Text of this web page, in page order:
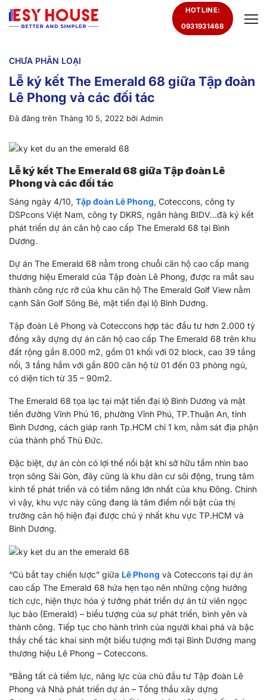
đến
HOTLINE:
0931931468
CHƯA PHÂN LOẠI
Lễ ký kết The Emerald 68 giữa Tập đoàn
Lê Phong và các đối tác
Đã đăng trên Tháng 10 5, 2022 bởi Admin
Lễ ký kết The Emerald 68 giữa Tập đoàn Lê
Phong và các đối tác
Sáng ngày 4/10, Tập đoàn Lê Phong, Coteccons, công ty
DSPcons Việt Nam, công ty DKRS, ngân hàng BIDV…đã ký kết
phát triển dự án căn hộ cao cấp The Emerald 68 tại Bình
Dương.
Dự án The Emerald 68 nằm trong chuỗi căn hộ cao cấp mang
thương hiệu Emerald của Tập đoàn Lê Phong, được ra mắt sau
thành công rực rỡ của khu căn hộ The Emerald Golf View nằm
cạnh Sân Golf Sông Bé, mặt tiền đại lộ Bình Dương.
Tập đoàn Lê Phong và Coteccons hợp tác đầu tư hơn 2.000 tỷ
đồng xây dựng dự án căn hộ cao cấp The Emerald 68 trên khu
đất rộng gần 8.000 m2, gồm 01 khối với 02 block, cao 39 tầng
nổi, 3 tầng hầm với gần 800 căn hộ từ 01 đến 03 phòng ngủ,
có diện tích từ 35 – 90m2.
The Emerald 68 tọa lạc tại mặt tiền đại lộ Bình Dương và mặt
tiền đường Vĩnh Phú 16, phường Vĩnh Phú, TP.Thuận An, tỉnh
Bình Dương, cách giáp ranh Tp.HCM chỉ 1 km, nằm sát địa phận
của thành phố Thủ Đức.
Đặc biệt, dự án còn có lợi thế nổi bật khi sở hữu tầm nhìn bao
trọn sông Sài Gòn, đây cũng là khu dân cư sôi động, trung tâm
kinh tế phát triển và có tiềm năng lớn nhất của khu Đông. Chính
vì vậy, khu vực này cũng đang là tâm điểm nổi bật của thị
trường căn hộ hiện đại được chú ý nhất khu vực TP.HCM và
Bình Dương.
“Cú bắt tay chiến lược” giữa Lê Phong và Coteccons tại dự án
cao cấp The Emerald 68 hứa hẹn tạo nên những cộng hưởng
tích cực, hiện thực hóa ý tưởng phát triển dự án từ viên ngọc
lục bảo (Emerald) – biểu tượng của sự phát triển, bình yên và
thành công. Tiếp tục cho hành trình của người khai phá và bậc
thầy chế tác khai sinh một biểu tượng mới tại Bình Dương mang
thương hiệu Lê Phong – Coteccons.
“Bằng tất cả tiềm lực, năng lực của chủ đầu tư Tập đoàn Lê
Phong và Nhà phát triển dự án – Tổng thầu xây dựng